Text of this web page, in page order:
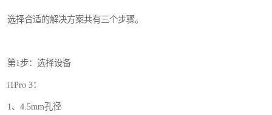
选择合适的解决方案共有三个步骤。
第1步：选择设备
i1Pro 3：
1、4.5mm孔径